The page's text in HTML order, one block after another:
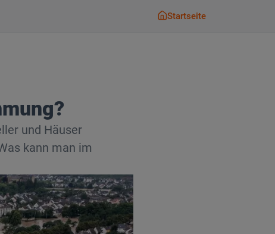
Startseite
Startseite
und Häuser
kann man im